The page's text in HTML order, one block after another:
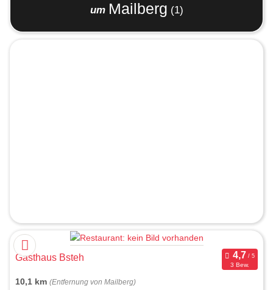
um Mailberg (1)
Gasthaus Bsteh
3 Bew.
10,1 km (Entfernung von Mailberg)